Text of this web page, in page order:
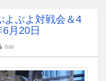
よぷよ対戦会＆4
月20日
sai